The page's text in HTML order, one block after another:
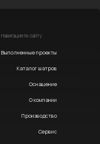
Навигация по сайту
Выполненные проекты
Каталог шатров
Оснащение
О компании
Производство
Сервис